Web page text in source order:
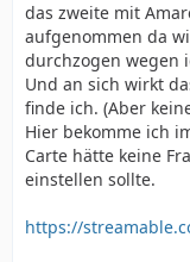
das zweite mit
aufgenommen da
durchzogen wegen
Und an sich wirkt
finde ich. (Aber
Hier bekomme ich
Carte hätte keine
einstellen sollte.
https://